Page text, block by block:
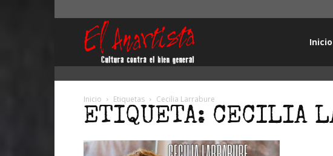
Inicio
Inicio Etiquetas Cecilia Larrabure
ETIQUETA: CECILIA